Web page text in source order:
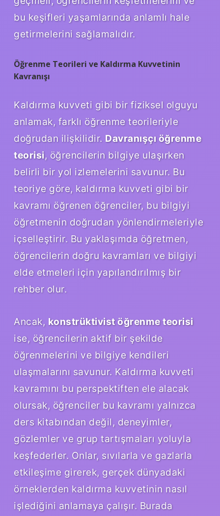
bu keşifleri yaşamlarında anlamlı hale
getirmelerini sağlamalıdır.
Öğrenme Teorileri ve Kaldırma Kuvvetinin
Kavranışı
Kaldırma kuvveti gibi bir fiziksel olguyu
anlamak, farklı öğrenme teorileriyle
doğrudan ilişkilidir. Davranışçı öğrenme
teorisi, öğrencilerin bilgiye ulaşırken
belirli bir yol izlemelerini savunur. Bu
teoriye göre, kaldırma kuvveti gibi bir
kavramı öğrenen öğrenciler, bu bilgiyi
öğretmenin doğrudan yönlendirmeleriyle
içselleştirir. Bu yaklaşımda öğretmen,
öğrencilerin doğru kavramları ve bilgiyi
elde etmeleri için yapılandırılmış bir
rehber olur.
Ancak, konstrüktivist öğrenme teorisi
ise, öğrencilerin aktif bir şekilde
öğrenmelerini ve bilgiye kendileri
ulaşmalarını savunur. Kaldırma kuvveti
kavramını bu perspektiften ele alacak
olursak, öğrenciler bu kavramı yalnızca
ders kitabından değil, deneyimler,
gözlemler ve grup tartışmaları yoluyla
keşfederler. Onlar, sıvılarla ve gazlarla
etkileşime girerek, gerçek dünyadaki
örneklerden kaldırma kuvvetinin nasıl
işlediğini anlamaya çalışır. Burada